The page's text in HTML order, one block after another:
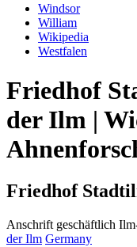
Windsor
William
Wikipedia
Westfalen
Friedhof
der Ilm |
Friedhof
Anschrift geschäftlich
der Ilm Germany